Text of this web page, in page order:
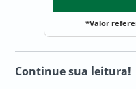
*Valor
Continue sua leitura!